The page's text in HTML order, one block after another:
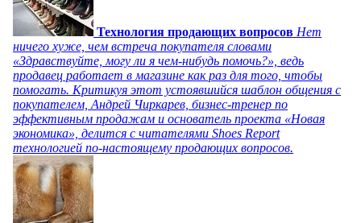
Технология продающих вопросов Нет
ничего хуже, чем встреча покупателя словами
«Здравствуйте, могу ли я чем-нибудь помочь?», ведь
продавец работает в магазине как раз для того, чтобы
помогать. Критикуя этот устоявшийся шаблон общения с
покупателем, Андрей Чиркарев, бизнес-тренер по
эффективным продажам и основатель проекта «Новая
экономика», делится с читателями Shoes Report
технологией по-настоящему продающих вопросов.